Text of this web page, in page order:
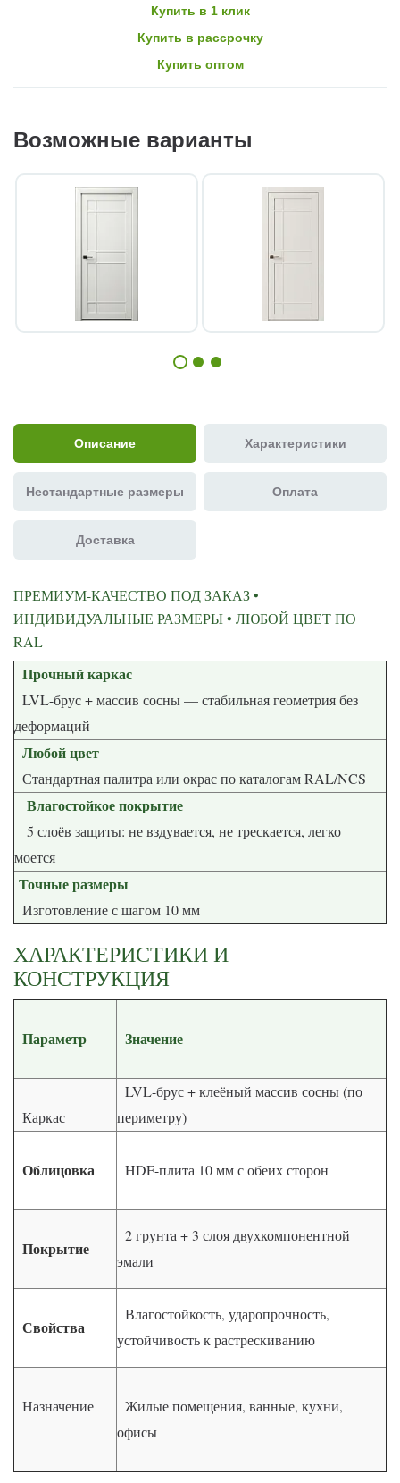
Купить в 1 клик
Купить в рассрочку
Купить оптом
Возможные варианты
Описание Характеристики
Нестандартные размеры Оплата
Доставка
ПРЕМИУМ-КАЧЕСТВО ПОД ЗАКАЗ •
ИНДИВИДУАЛЬНЫЕ РАЗМЕРЫ • ЛЮБОЙ ЦВЕТ ПО
RAL
Прочный каркас
LVL-брус + массив сосны — стабильная геометрия без
деформаций
Любой цвет
Стандартная палитра или окрас по каталогам RAL/NCS
Влагостойкое покрытие
5 слоёв защиты: не вздувается, не трескается, легко
моется
Точные размеры
Изготовление с шагом 10 мм
ХАРАКТЕРИСТИКИ И
КОНСТРУКЦИЯ
Параметр Значение
Каркас
LVL-брус + клеёный массив сосны (по
периметру)
Облицовка HDF-плита 10 мм с обеих сторон
Покрытие
2 грунта + 3 слоя двухкомпонентной
эмали
Свойства
Влагостойкость, ударопрочность,
устойчивость к растрескиванию
Назначение
Жилые помещения, ванные, кухни,
офисы